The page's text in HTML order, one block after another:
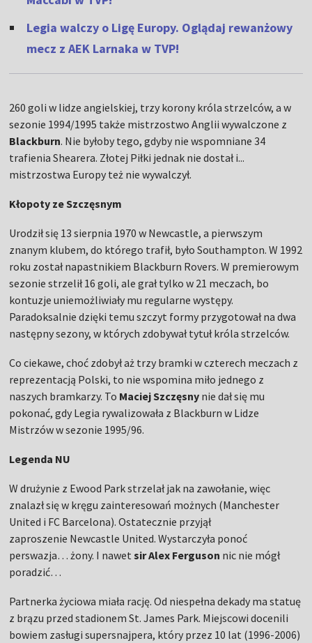
Legia walczy o Ligę Europy. Oglądaj rewanżowy
mecz z AEK Larnaka w TVP!
260 goli w lidze angielskiej, trzy korony króla strzelców, a w
sezonie 1994/1995 także mistrzostwo Anglii wywalczone z
Blackburn. Nie byłoby tego, gdyby nie wspomniane 34
trafienia Shearera. Złotej Piłki jednak nie dostał i...
mistrzostwa Europy też nie wywalczył.
Kłopoty ze Szczęsnym
Urodził się 13 sierpnia 1970 w Newcastle, a pierwszym
znanym klubem, do którego trafił, było Southampton. W 1992
roku został napastnikiem Blackburn Rovers. W premierowym
sezonie strzelił 16 goli, ale grał tylko w 21 meczach, bo
kontuzje uniemożliwiały mu regularne występy.
Paradoksalnie dzięki temu szczyt formy przygotował na dwa
następny sezony, w których zdobywał tytuł króla strzelców.
Co ciekawe, choć zdobył aż trzy bramki w czterech meczach z
reprezentacją Polski, to nie wspomina miło jednego z
naszych bramkarzy. To Maciej Szczęsny nie dał się mu
pokonać, gdy Legia rywalizowała z Blackburn w Lidze
Mistrzów w sezonie 1995/96.
Legenda NU
W drużynie z Ewood Park strzelał jak na zawołanie, więc
znalazł się w kręgu zainteresowań możnych (Manchester
United i FC Barcelona). Ostatecznie przyjął
zaproszenie Newcastle United. Wystarczyła ponoć
perswazja… żony. I nawetsir Alex Ferguson nic nie mógł
poradzić…
Partnerka życiowa miała rację. Od niespełna dekady ma statuę
z brązu przed stadionem St. James Park. Miejscowi docenili
bowiem zasługi supersnajpera, który przez 10 lat (1996-2006)